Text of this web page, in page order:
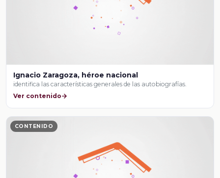
Ignacio Zaragoza, héroe nacional
identifica las características generales de las autobiografías.
Ver contenido
CONTENIDO